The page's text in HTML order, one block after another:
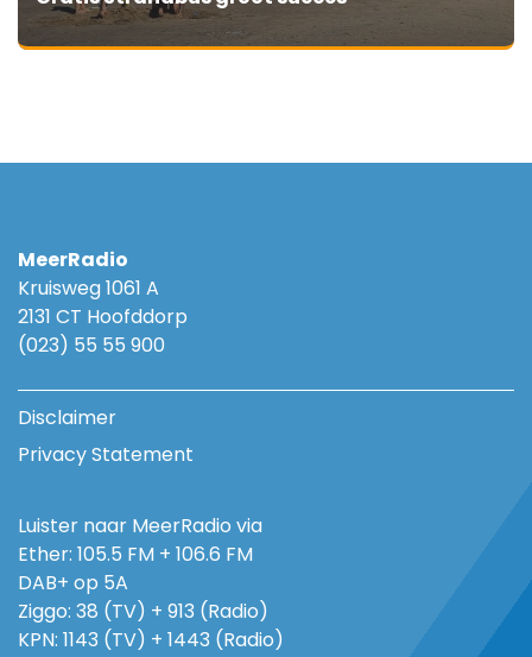
MeerRadio
Kruisweg 1061 A
2131 CT Hoofddorp
(023) 55 55 900
Disclaimer
Privacy Statement
Luister naar MeerRadio via
Ether: 105.5 FM + 106.6 FM
DAB+ op 5A
Ziggo: 38 (TV) + 913 (Radio)
KPN: 1143 (TV) + 1443 (Radio)